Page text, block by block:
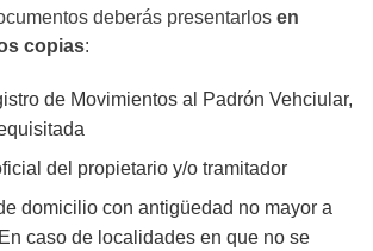
deberás presentarlos en
copias:
de Movimientos al Padrón Vehciular,
del propietario y/o tramitador
domicilio con antigüedad no mayor a
caso de localidades en que no se